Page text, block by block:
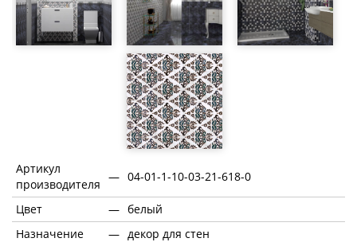
Артикул
производителя
— 04-01-1-10-03-21-618-0
Цвет — белый
Назначение
— декор для стен